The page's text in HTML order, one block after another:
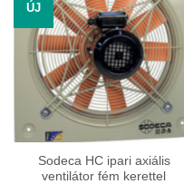
ÚJ
Sodeca HC ipari axiális
ventilátor fém kerettel